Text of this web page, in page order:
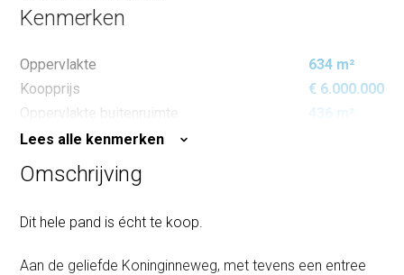
Kenmerken
Oppervlakte
634 m²
Koopprijs
€ 6.000.000
Oppervlakte buitenruimte
436 m²
Lees alle kenmerken
Omschrijving
Dit hele pand is écht te koop.
Aan de geliefde Koninginneweg, met tevens een entree